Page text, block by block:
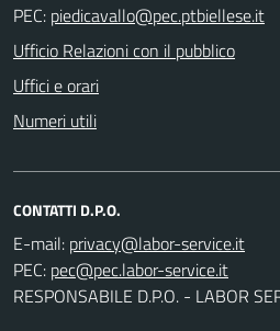
PEC:
Ufficio Relazioni con il pubblico
Uffici e orari
Numeri utili
CONTATTI D.P.O.
E-mail:
PEC:
RESPONSABILE D.P.O. - LABOR